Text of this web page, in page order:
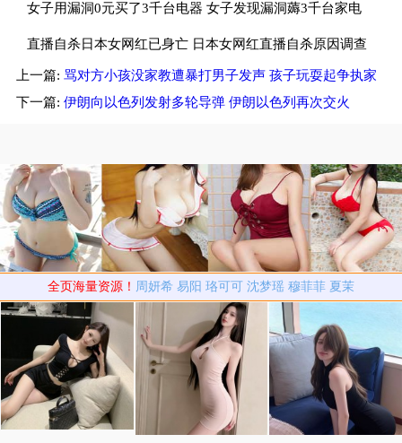
子斥畜生不如
女子用漏洞0元买了3千台电器 女子发现漏洞薅3千台家电
租仓库存放
直播自杀日本女网红已身亡 日本女网红直播自杀原因调查
中
上一篇: 骂对方小孩没家教遭暴打男子发声 孩子玩耍起争执家
长遭殴打进ICU
下一篇: 伊朗向以色列发射多轮导弹 伊朗以色列再次交火
全页海量资源！ 周妍希 易阳 珞可可 沈梦瑶 穆菲菲 夏茉